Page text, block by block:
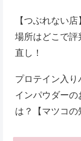
【つぶれない
場所はどこで評
直し！
プロテイン入
インパウダー
は？【マツコの